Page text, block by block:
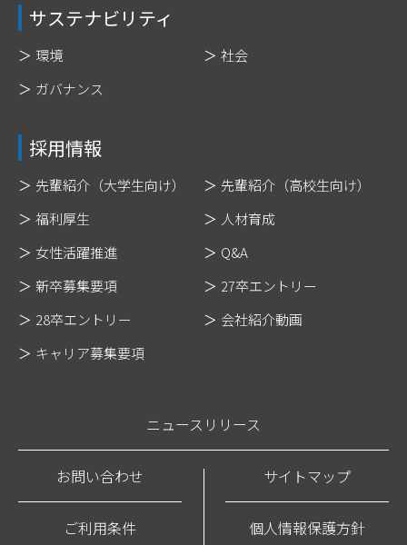
サステナビリティ
環境
社会
ガバナンス
採用情報
先輩紹介（大学生向け）
先輩紹介（高校生向け）
福利厚生
人材育成
女性活躍推進
Q&A
新卒募集要項
27卒エントリー
28卒エントリー
会社紹介動画
キャリア募集要項
ニュースリリース
お問い合わせ サイトマップ
ご利用条件 個人情報保護方針